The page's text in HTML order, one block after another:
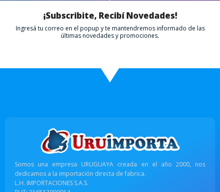
¡Subscribite, Recibí Novedades!
Ingresá tu correo en el popup y te mantendremos informado de las
últimas novedades y promociones.
Somos una empresa URUGUAYA creada en el año 2000, nos
dedicamos a la importación directa de fabrica.
L.H. IMPORTACIONES S.A.S.